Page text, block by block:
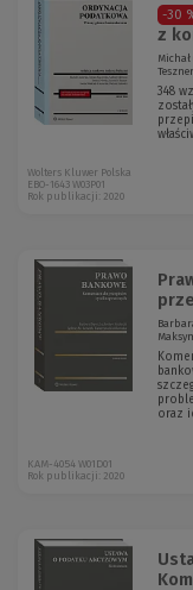
-30
z
348
Wolters Kluwer Polska
EBO-1643 W03P01
Rok publikacji: 2020
oraz
KAM-4054 W01D01
Rok publikacji: 2020